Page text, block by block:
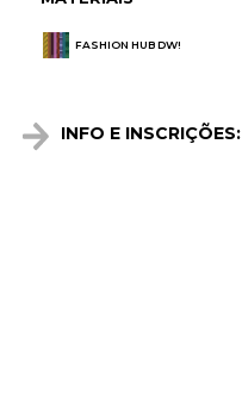
FASHION HUB DW!
INFO E INSCRIÇÕES: